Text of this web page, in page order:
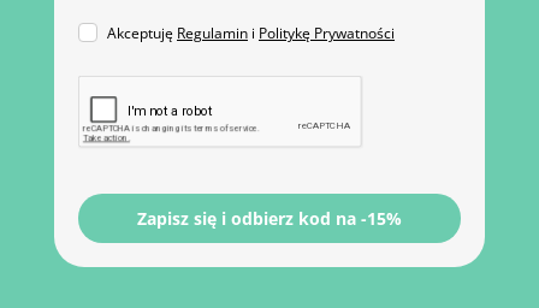
Akceptuję Regulamini Politykę Prywatności
Zapisz się i odbierz kod na -15%